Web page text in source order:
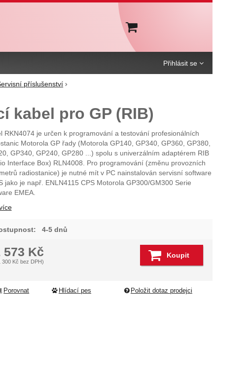
příslušenství
kabel pro GP (RIB)
RKN4074 je určen k programování a testování profesionálních
Motorola GP řady (Motorola GP140, GP340, GP360, GP380,
GP340, GP240, GP280 ...) spolu s univerzálním adaptérem RIB
Interface Box) RLN4008. Pro programování (změnu provozních
radiostanice) je nutné mít v PC nainstalován servisní software
jako je např. ENLN4115 CPS Motorola GP300/GM300 Serie
EMEA.
4-5 dnů
573 Kč
300 Kč bez DPH)
Koupit
Porovnat Hlídací pes Položit dotaz prodejci
Přihlásit se